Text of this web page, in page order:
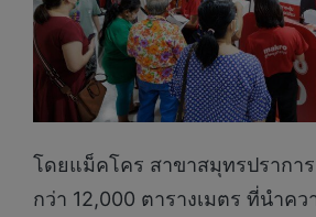
โดยแม็คโคร สาขาสมุทรปรากา
กว่า 12,000 ตารางเมตร ที่นำค